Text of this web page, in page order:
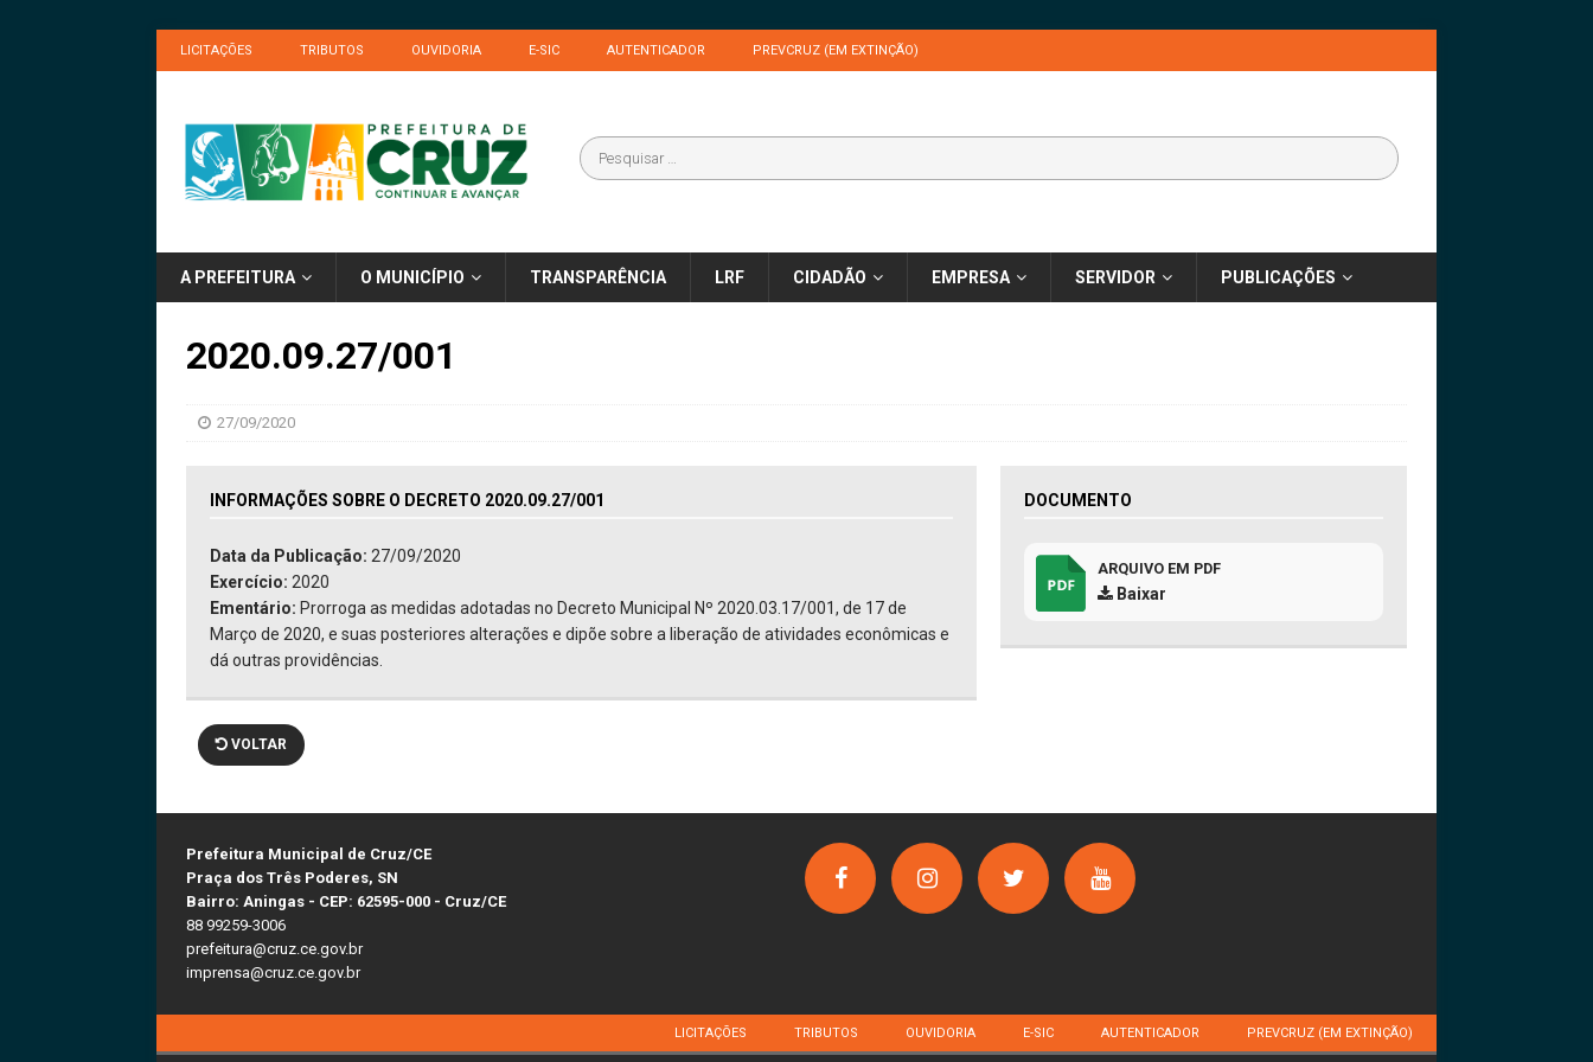
LICITAÇÕES TRIBUTOS OUVIDORIA E-SIC AUTENTICADOR PREVCRUZ (EM EXTINÇÃO)
A PREFEITURA O MUNICÍPIO TRANSPARÊNCIA LRF CIDADÃO EMPRESA SERVIDOR PUBLICAÇÕES
2020.09.27/001
27/09/2020
INFORMAÇÕES SOBRE O DECRETO 2020.09.27/001
Data da Publicação: 27/09/2020
Exercício: 2020
Ementário: Prorroga as medidas adotadas no Decreto Municipal Nº 2020.03.17/001, de 17 de
Março de 2020, e suas posteriores alterações e dipõe sobre a liberação de atividades econômicas e
dá outras providências.
DOCUMENTO
ARQUIVO EM PDF
Baixar
VOLTAR
Prefeitura Municipal de Cruz/CE
Praça dos Três Poderes, SN
Bairro: Aningas - CEP: 62595-000 - Cruz/CE
88 99259-3006
prefeitura@cruz.ce.gov.br
imprensa@cruz.ce.gov.br
LICITAÇÕES TRIBUTOS OUVIDORIA E-SIC AUTENTICADOR PREVCRUZ (EM EXTINÇÃO)